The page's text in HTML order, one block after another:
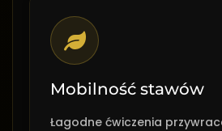
Mobilność stawów
Łagodne ćwiczenia